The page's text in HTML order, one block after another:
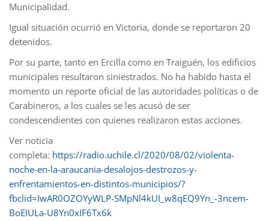
Municipalidad.
Igual situación ocurrió en Victoria, donde se reportaron 20
detenidos.
Por su parte, tanto en Ercilla como en Traiguén, los edificios
municipales resultaron siniestrados. No ha habido hasta el
momento un reporte oficial de las autoridades políticas o de
Carabineros, a los cuales se les acusó de ser
condescendientes con quienes realizaron estas acciones.
Ver noticia
completa: https://radio.uchile.cl/2020/08/02/violenta-
noche-en-la-araucania-desalojos-destrozos-y-
enfrentamientos-en-distintos-municipios/?
fbclid=IwAR0OZOYyWLP-SMpNl4kUI_w8qEQ9Yn_-3ncem-
BoEIULa-U8Yn0xIF6Tx6k